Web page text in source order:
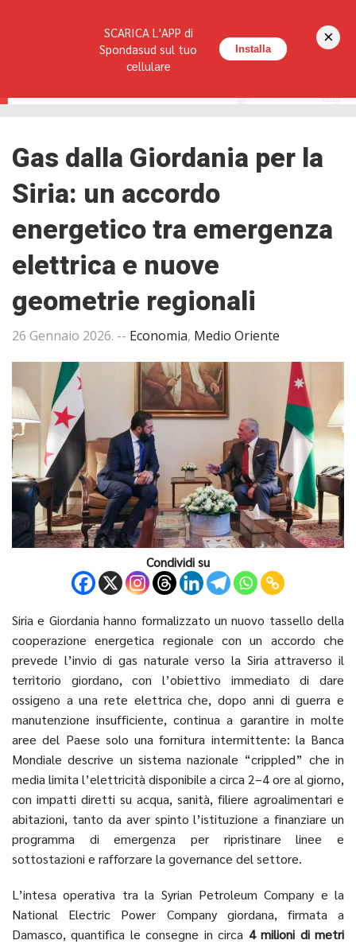
HOME LA RIVISTA REDAZIONE CONTATTI
Gas dalla Giordania per la
Siria: un accordo
energetico tra emergenza
elettrica e nuove
geometrie regionali
26 Gennaio 2026. -- Economia, Medio Oriente
Condividi su
Siria e Giordania hanno formalizzato un nuovo tassello della
cooperazione energetica regionale con un accordo che
prevede l’invio di gas naturale verso la Siria attraverso il
territorio giordano, con l’obiettivo immediato di dare
ossigeno a una rete elettrica che, dopo anni di guerra e
manutenzione insufficiente, continua a garantire in molte
aree del Paese solo una fornitura intermittente: la Banca
Mondiale descrive un sistema nazionale “crippled” che in
media limita l’elettricità disponibile a circa 2–4 ore al giorno,
con impatti diretti su acqua, sanità, filiere agroalimentari e
abitazioni, tanto da aver spinto l’istituzione a finanziare un
programma di emergenza per ripristinare linee e
sottostazioni e rafforzare la governance del settore.
L’intesa operativa tra la Syrian Petroleum Company e la
National Electric Power Company giordana, firmata a
Damasco, quantifica le consegne in circa 4 milioni di metri
SCARICA L'APP di
Spondasud sul tuo
cellulare
Installa
×